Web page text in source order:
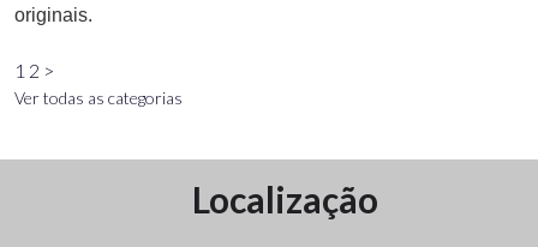
originais.
1 2 >
Ver todas as categorias
Localização